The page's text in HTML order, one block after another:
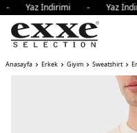
Yaz İndirimi -
Anasayfa Erkek Giyim Sweatshirt